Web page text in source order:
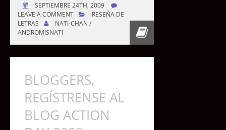
SEPTIEMBRE 24TH, 2009
LEAVE A COMMENT
RESEÑA DE
LETRAS
NATI-CHAN /
ANDROMISNATI
BLOGGERS,
REGÍSTRENSE AL
BLOG ACTION